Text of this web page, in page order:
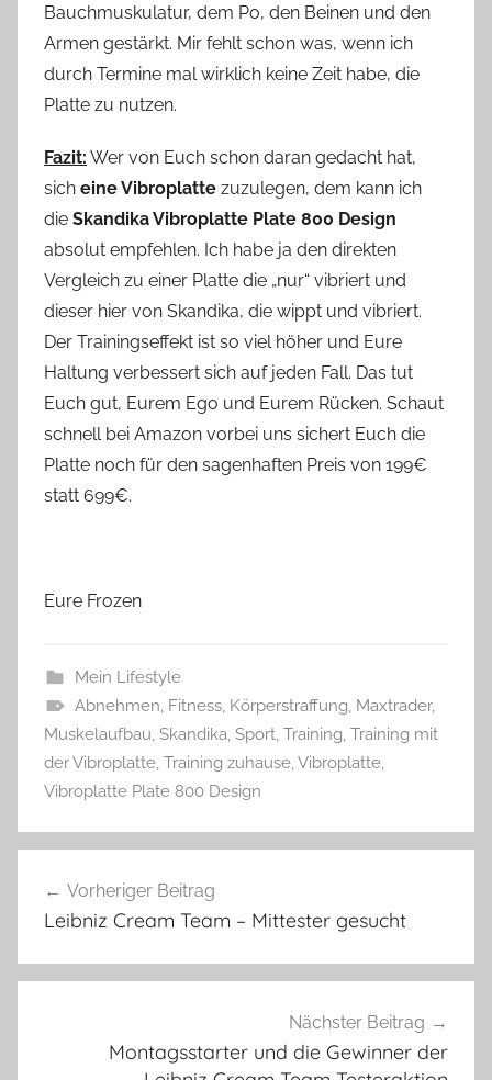
Bauchmuskulatur, dem Po, den Beinen und den
Armen gestärkt. Mir fehlt schon was, wenn ich
durch Termine mal wirklich keine Zeit habe, die
Platte zu nutzen.
Fazit: Wer von Euch schon daran gedacht hat,
sich eine Vibroplatte zuzulegen, dem kann ich
die Skandika Vibroplatte Plate 800 Design
absolut empfehlen. Ich habe ja den direkten
Vergleich zu einer Platte die „nur“ vibriert und
dieser hier von Skandika, die wippt und vibriert.
Der Trainingseffekt ist so viel höher und Eure
Haltung verbessert sich auf jeden Fall. Das tut
Euch gut, Eurem Ego und Eurem Rücken. Schaut
schnell bei Amazon vorbei uns sichert Euch die
Platte noch für den sagenhaften Preis von 199€
statt 699€.
Eure Frozen
Mein Lifestyle
Abnehmen, Fitness, Körperstraffung, Maxtrader,
Muskelaufbau, Skandika, Sport, Training, Training mit
der Vibroplatte, Training zuhause,Vibroplatte,
Vibroplatte Plate 800 Design
Vorheriger Beitrag
Leibniz Cream Team – Mittester gesucht
Nächster Beitrag
Montagsstarter und die Gewinner der